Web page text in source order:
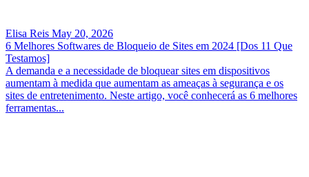
Elisa Reis May 20, 2026
6 Melhores Softwares de Bloqueio de Sites em 2024 [Dos 11 Que
Testamos]
A demanda e a necessidade de bloquear sites em dispositivos
aumentam à medida que aumentam as ameaças à segurança e os
sites de entretenimento. Neste artigo, você conhecerá as 6 melhores
ferramentas...